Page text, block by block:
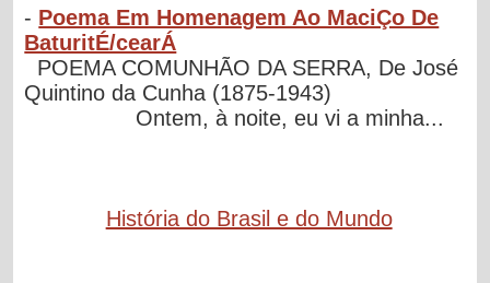
- Poema Em Homenagem Ao MaciÇo De
BaturitÉ/cearÁ
POEMA COMUNHÃO DA SERRA, De José
Quintino da Cunha (1875-1943)
Ontem, à noite, eu vi a minha...
História do Brasil e do Mundo